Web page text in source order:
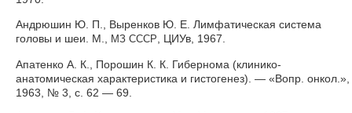
Андрюшин Ю. П., Выренков Ю. Е. Лимфатическая система
головы и шеи. М.,
МЗ СССР , ЦИУв, 1967.
Апатенко А. К., Порошин К. К. Гибернома (клинико-
анатомическая характеристика и гистогенез). — «Вопр. онкол.»,
1963, № 3, с. 62 — 69.